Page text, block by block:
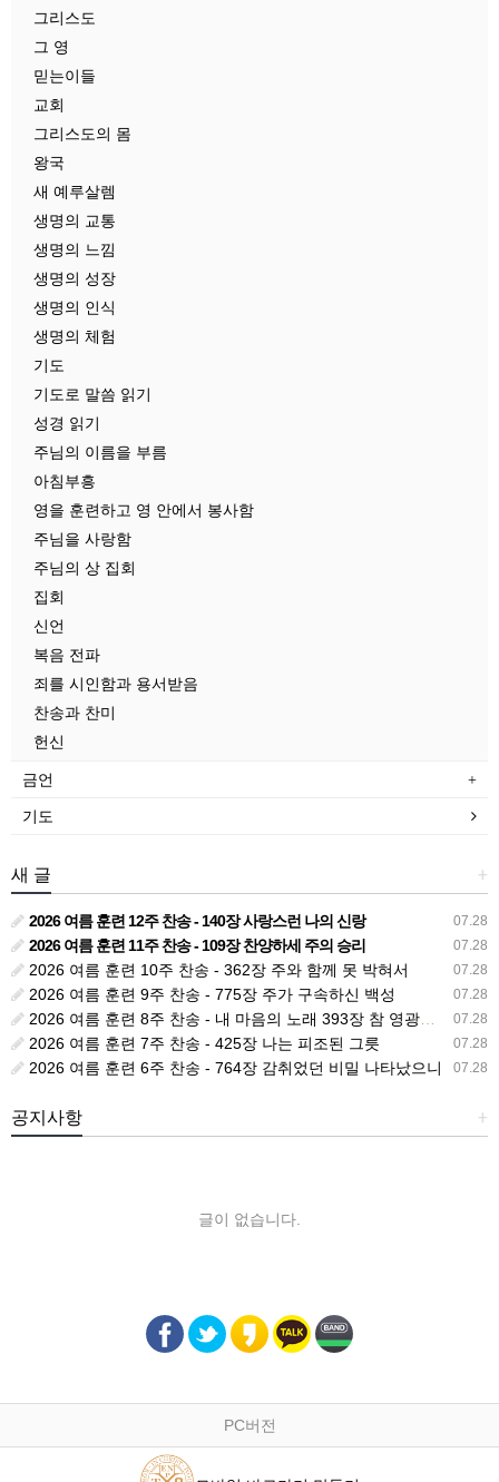
그리스도
그 영
믿는이들
교회
그리스도의 몸
왕국
새 예루살렘
생명의 교통
생명의 느낌
생명의 성장
생명의 인식
생명의 체험
기도
기도로 말씀 읽기
성경 읽기
주님의 이름을 부름
아침부흥
영을 훈련하고 영 안에서 봉사함
주님을 사랑함
주님의 상 집회
집회
신언
복음 전파
죄를 시인함과 용서받음
찬송과 찬미
헌신
금언
기도
+
새 글
07.28
2026 여름 훈련 12주 찬송 - 140장 사랑스런 나의 신랑
07.28
2026 여름 훈련 11주 찬송 - 109장 찬양하세 주의 승리
07.28
2026 여름 훈련 10주 찬송 - 362장 주와 함께 못 박혀서
07.28
2026 여름 훈련 9주 찬송 - 775장 주가 구속하신 백성
07.28
2026 여름 훈련 8주 찬송 - 내 마음의 노래 393장 참 영광스런 우리 왕
07.28
2026 여름 훈련 7주 찬송 - 425장 나는 피조된 그릇
07.28
2026 여름 훈련 6주 찬송 - 764장 감취었던 비밀 나타났으니
+
공지사항
글이 없습니다.
PC버전